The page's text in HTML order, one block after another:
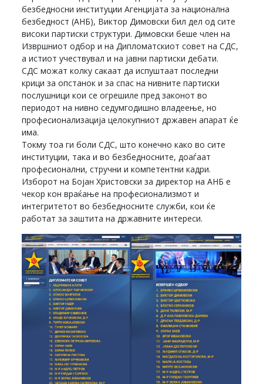
безбедносни институции Агенцијата за национална
безбедност (АНБ), Виктор Димовски бил дел од сите
високи партиски структури. Димовски беше член на
Извршниот одбор и на Дипломатскиот совет на СДС,
а истиот учествувал и на јавни партиски дебати.
СДС можат колку сакаат да испуштаат последни
крици за опстанок и за спас на нивните партиски
послушници кои се огрешиле пред законот во
периодот на нивно седумгодишно владеење, но
професионализација целокупниот државен апарат ќе
има.
Токму тоа ги боли СДС, што конечно како во сите
институции, така и во безбедносните, доаѓаат
професионални, стручни и компетентни кадри.
Изборот на Бојан Христовски за директор на АНБ е
чекор кон враќање на професионализмот и
интегритетот во безбедносните служби, кои ќе
работат за заштита на државните интереси.